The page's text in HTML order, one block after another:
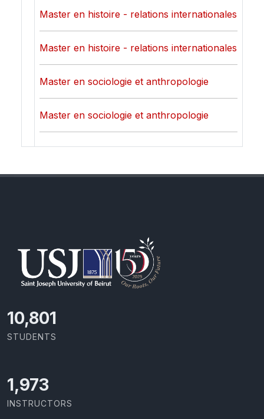
Master en histoire - relations internationales
Master en histoire - relations internationales
Master en sociologie et anthropologie
Master en sociologie et anthropologie
11,418
STUDENTS
2,086
INSTRUCTORS